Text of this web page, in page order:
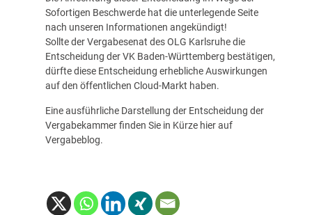
Sofortigen Beschwerde hat die unterlegende Seite
nach unseren Informationen angekündigt!
Sollte der Vergabesenat des OLG Karlsruhe die
Entscheidung der VK Baden-Württemberg bestätigen,
dürfte diese Entscheidung erhebliche Auswirkungen
auf den öffentlichen Cloud-Markt haben.
Eine ausführliche Darstellung der Entscheidung der
Vergabekammerfinden Sie in Kürze hier auf
Vergabeblog.